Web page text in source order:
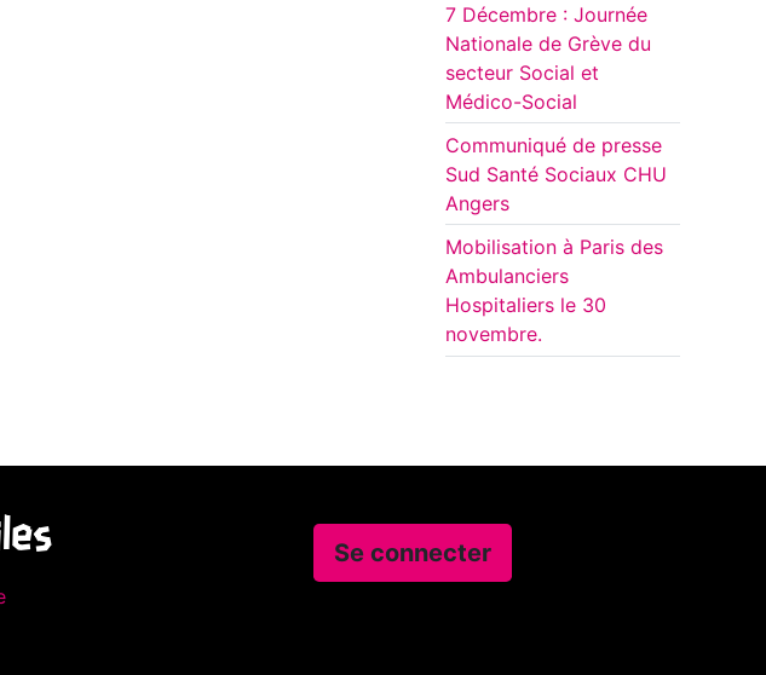
7 Décembre : Journée
Nationale de Grève du
secteur Social et
Médico-Social
Communiqué de presse
Sud Santé Sociaux CHU
Angers
Mobilisation à Paris des
Ambulanciers
Hospitaliers le 30
novembre.
Se connecter